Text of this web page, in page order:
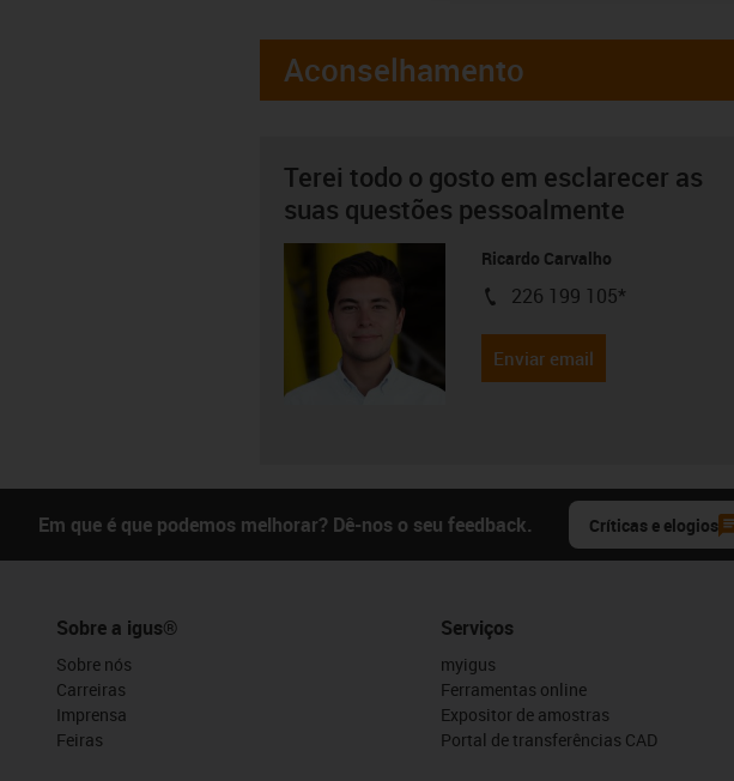
Aconselhamento
Terei todo o gosto em esclarecer as
suas questões pessoalmente
Ricardo Carvalho
igus-icon-phone
226 199 105*
Enviar email
Em que é que podemos melhorar? Dê-nos o seu feedback. Críticas e elogios
Sobre a igus®
Sobre nós
Carreiras
Imprensa
Feiras
Serviços
myigus
Ferramentas online
Expositor de amostras
Portal de transferências CAD